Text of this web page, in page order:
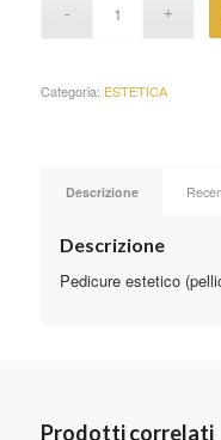
Categoria: ESTETICA
Descrizione
Descrizione
Pedicure estetico
Prodotti correlati